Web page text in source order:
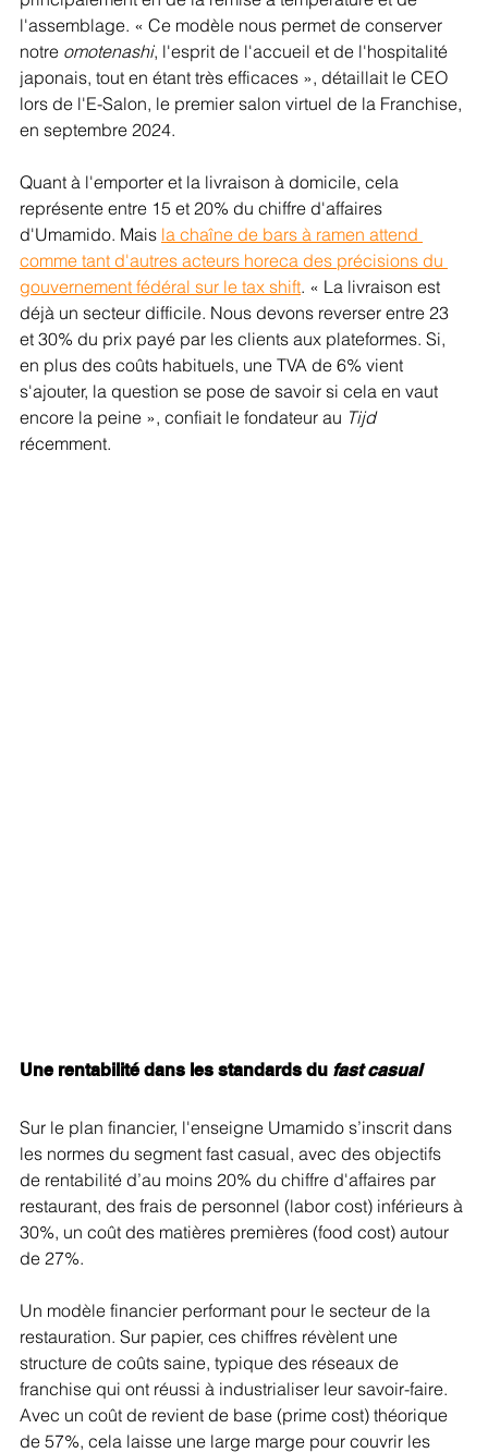
l'assemblage. « Ce modèle nous permet de conserver
notre omotenashi, l'esprit de l'accueil et de l'hospitalité
japonais, tout en étant très efficaces », détaillait le CEO
lors de l'E-Salon, le premier salon virtuel de la Franchise,
en septembre 2024.
Quant à l'emporter et la livraison à domicile, cela
représente entre 15 et 20% du chiffre d'affaires
d'Umamido. Mais la chaîne de bars à ramen attend
comme tant d'autres acteurs horeca des précisions du
gouvernement fédéral sur le tax shift. « La livraison est
déjà un secteur difficile. Nous devons reverser entre 23
et 30% du prix payé par les clients aux plateformes. Si,
en plus des coûts habituels, une TVA de 6% vient
s'ajouter, la question se pose de savoir si cela en vaut
encore la peine », confiait le fondateur au Tijd
récemment.
Une rentabilité dans les standards du fast casual
Sur le plan financier, l'enseigne Umamido s’inscrit dans
les normes du segment fast casual, avec des objectifs
de rentabilité d’au moins 20% du chiffre d'affaires par
restaurant, des frais de personnel (labor cost) inférieurs à
30%, un coût des matières premières (food cost) autour
de 27%.
Un modèle financier performant pour le secteur de la
restauration. Sur papier, ces chiffres révèlent une
structure de coûts saine, typique des réseaux de
franchise qui ont réussi à industrialiser leur savoir-faire.
Avec un coût de revient de base (prime cost) théorique
de 57%, cela laisse une large marge pour couvrir les